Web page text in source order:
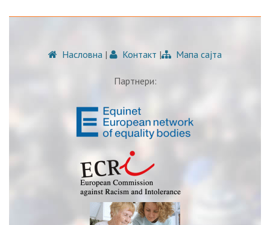
Насловна | Контакт | Мапа сајта
Партнери: